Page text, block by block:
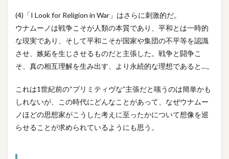
(4)「I Look for Religion in War」はさらに刺激的だ。
ウナムーノは戦争こそが人類の本質であり、平和とは一時的
な現実であり、そして平和こそが国家や集団の不平等を認識
させ、嫉妬を生じさせるものだと主張した。戦争と闘争こ
そ、真の相互理解を生み出す、より永続的な理想であると…。
これは1世紀前の“プリミティヴな”主張だと嗤うのは簡単かも
しれないが、この時代にどんなことがあって、なぜウナムー
ノほどの思想家がこうした考えに至ったかについて想像を巡
らせることが求められているようにも思う。